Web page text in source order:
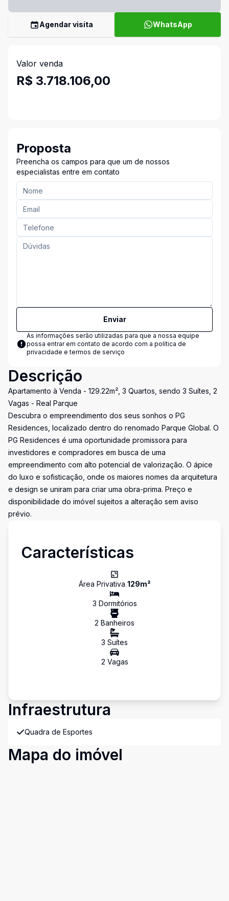
Agendar visita WhatsApp
Valor venda
R$ 3.718.106,00
Proposta
Preencha os campos para que um de nossos
especialistas entre em contato
Enviar
As informações serão utilizadas para que a nossa equipe
possa entrar em contato de acordo com a política de
privacidade e termos de serviço
Descrição
Apartamento à Venda - 129.22m², 3 Quartos, sendo 3 Suítes, 2
Vagas - Real Parque
Descubra o empreendimento dos seus sonhos o PG
Residences, localizado dentro do renomado Parque Global. O
PG Residences é uma oportunidade promissora para
investidores e compradores em busca de uma
empreendimento com alto potencial de valorização. O ápice
do luxo e sofisticação, onde os maiores nomes da arquitetura
e design se uniram para criar uma obra-prima. Preço e
disponibilidade do imóvel sujeitos a alteração sem aviso
prévio.
Características
Área Privativa 129m²
3 Dormitórios
2 Banheiros
3 Suítes
2 Vagas
Infraestrutura
Quadra de Esportes
Mapa do imóvel